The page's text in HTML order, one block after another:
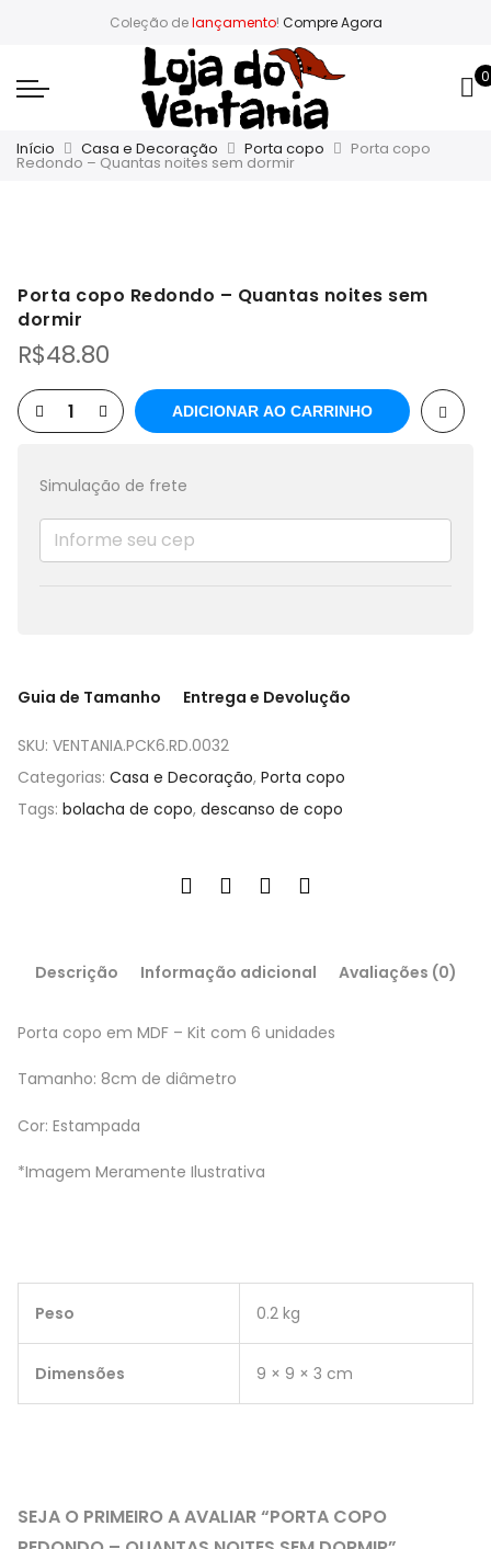
Coleção delançamento! Compre Agora
0
Início Casa e Decoração Porta copo Porta copo
Redondo – Quantas noites sem dormir
Porta copo Redondo – Quantas noites sem
dormir
R$48.80
ADICIONAR AO CARRINHO
Simulação de frete
Guia de Tamanho Entrega e Devolução
SKU: VENTANIA.PCK6.RD.0032
Categorias: Casa e Decoração, Porta copo
Tags: bolacha de copo, descanso de copo
Descrição Informação adicional Avaliações (0)
Porta copo em MDF – Kit com 6 unidades
Tamanho: 8cm de diâmetro
Cor: Estampada
*Imagem Meramente Ilustrativa
Peso 0.2 kg
Dimensões 9 × 9 × 3 cm
SEJA O PRIMEIRO A AVALIAR “PORTA COPO